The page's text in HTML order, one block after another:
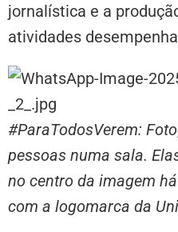
jornalística e a
atividades
#ParaTodosVerem:
pessoas numa sala.
no centro da imagem
com a logomarca da